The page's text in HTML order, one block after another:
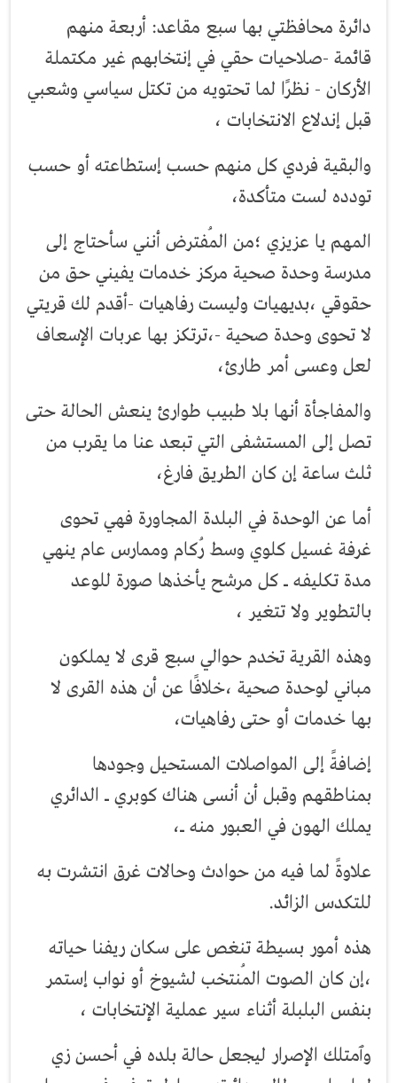
دائرة محافظتي بها سبع مقاعد: أربعة منهم
قائمة -صلاحيات حقي في إنتخابهم غير مكتملة
الأركان - نظرًا لما تحتويه من تكتل سياسي وشعبي
قبل إندلاع الانتخابات ،
والبقية فردي كل منهم حسب إستطاعته أو حسب
تودده لست متأكدة،
المهم يا عزيزي ؛من المُفترض أنني سأحتاج إلى
مدرسة وحدة صحية مركز خدمات يفيني حق من
حقوقي ،بديهيات وليست رفاهيات -أقدم لك قريتي
لا تحوى وحدة صحية -،ترتكز بها عربات الإسعاف
لعل وعسى أمر طارئ،
والمفاجأة أنها بلا طبيب طوارئ ينعش الحالة حتى
تصل إلى المستشفى التي تبعد عنا ما يقرب من
ثلث ساعة إن كان الطريق فارغ،
أما عن الوحدة في البلدة المجاورة فهي تحوى
غرفة غسيل كلوي وسط رُكام وممارس عام ينهي
مدة تكليفه ـ كل مرشح يأخذها صورة للوعد
بالتطوير ولا تتغير ،
وهذه القرية تخدم حوالي سبع قرى لا يملكون
مباني لوحدة صحية ،خلافًا عن أن هذه القرى لا
بها خدمات أو حتى رفاهيات،
إضافةً إلى المواصلات المستحيل وجودها
بمناطقهم وقبل أن أنسى هناك كوبري ـ الدائري
يملك الهون في العبور منه ـ،
علاوةً لما فيه من حوادث وحالات غرق انتشرت به
للتكدس الزائد.
هذه أمور بسيطة تنغص على سكان ريفنا حياته
،إن كان الصوت المُنتخب لشيوخ أو نواب إستمر
بنفس البلبلة أثناء سير عملية الإنتخابات ،
وٱمتلك الإصرار ليجعل حالة بلده في أحسن زي